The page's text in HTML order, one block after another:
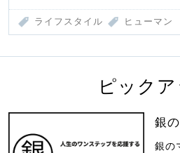
ライフスタイル ヒューマン
ピック
銀
銀の